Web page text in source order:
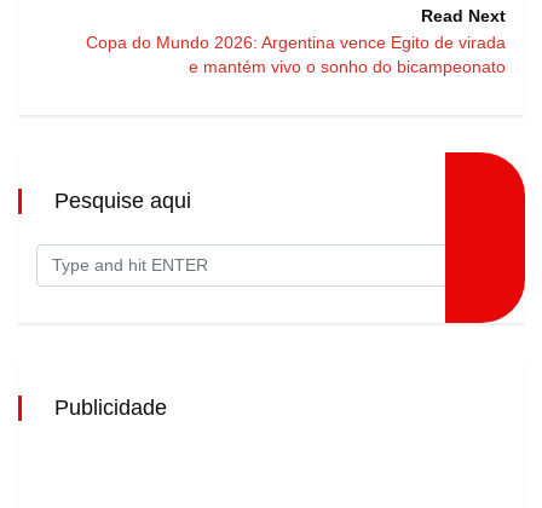
Read Next
Copa do Mundo 2026: Argentina vence Egito de virada
e mantém vivo o sonho do bicampeonato
Pesquise aqui
Publicidade